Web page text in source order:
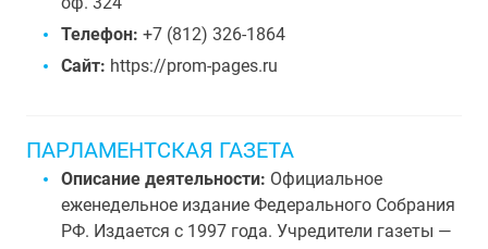
Телефон: +7 (812) 326-1864
Сайт: https://prom-pages.ru
ПАРЛАМЕНТСКАЯ ГАЗЕТА
Описание деятельности: Официальное
еженедельное издание Федерального Собрания
РФ. Издается с 1997 года. Учредители газеты —